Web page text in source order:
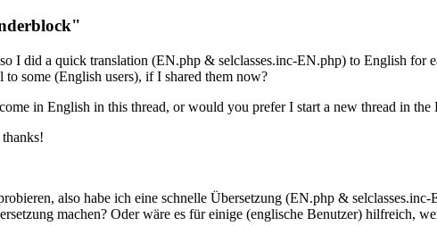
I did a quick translation (EN.php & selclasses.inc-EN.php) to English
some (English users), if I shared them now?
in English in this thread, or would you prefer I start a new thread in
also habe ich eine schnelle Übersetzung (EN.php &
machen? Oder wäre es für einige (englische Benutzer) hilfreich,